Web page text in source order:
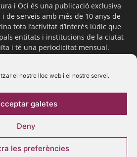
el nostre lloc web i el nostre servei.
galetes
Deny
les preferències
i Oci és una publicació exclusiva
de serveis amb més de 10 anys de
tota l’activitat d’interès lúdic que
entitats i institucions de la ciutat
i té una periodicitat mensual.
Segueix-nos